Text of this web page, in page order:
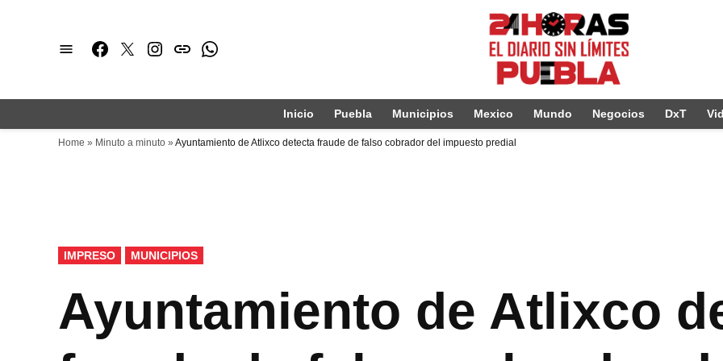
Facebook
TwitterInstagram
issuuWhatsapp
Inicio Puebla Municipios Mexico Mundo Negocios DxT
Home » Minuto a minuto » Ayuntamiento de Atlixco detecta fraude de falso cobrador del impuesto predial
PUBLICADO
EN
IMPRESO MUNICIPIOS
Ayuntamiento de Atlixco